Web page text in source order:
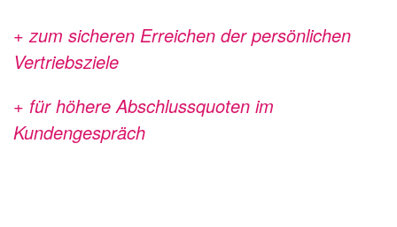
+ zum sicheren Erreichen der persönlichen
Vertriebsziele
+ für höhere Abschlussquoten im
Kundengespräch